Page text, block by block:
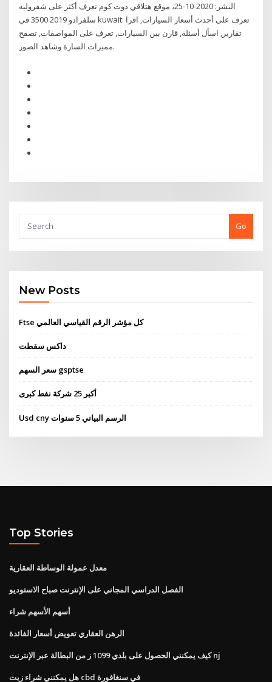
النشر: 2020-10-25، موقع هتلاقي دوت كوم تعرف أكثر على شفروليه
سلفرادو 2019 3500 في kuwait: تعرف على أحدث أسعار السيارات, اقرا
تقارير, اسأل أسئلة, قارن بين السيارات, تعرف على المواصفات, تصفح
مميزات السارة وشاهد الصور.
Go
New Posts
Ftse كل مؤشر الرقم القياسي العالمي
داكس سقطت
سعر السهم gsptse
أكبر 25 شركة نفط كبرى
Usd cny الرسم البياني 5 سنوات
Top Stories
معدل عمولة الوساطة العقارية
الفصل الدراسي المجاني على الإنترنت صباح الاستوديو
أسهم الأسهم شراء
الرهن العقاري تعويض أسعار الفائدة
كيف يمكنني الحصول على بلدي 1099 ز من البطالة عبر الإنترنت nj
هل يمكنني شراء زيت cbd في سنغافورة